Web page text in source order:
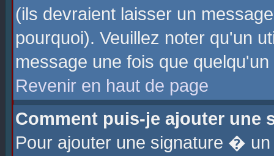
(ils devraient laisser un
pourquoi). Veuillez noter qu'un
message une fois que
Revenir en haut de page
Comment puis-je ajouter une
Pour ajouter une signature �